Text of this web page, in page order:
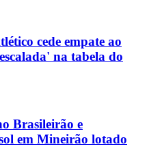
cede empate ao
na tabela do
Brasileirão e
em Mineirão lotado